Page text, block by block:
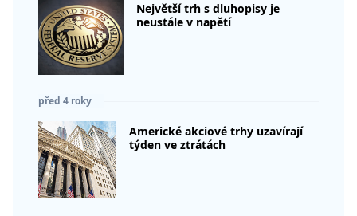
Největší trh s dluhopisy je
neustále v napětí
před 4 roky
Americké akciové trhy uzavírají
týden ve ztrátách